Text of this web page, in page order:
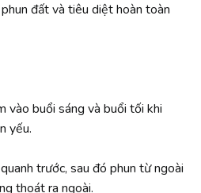
đất và tiêu diệt hoàn toàn
vào buổi sáng và buổi tối khi
yếu.
trước, sau đó phun từ ngoài
thoát ra ngoài.